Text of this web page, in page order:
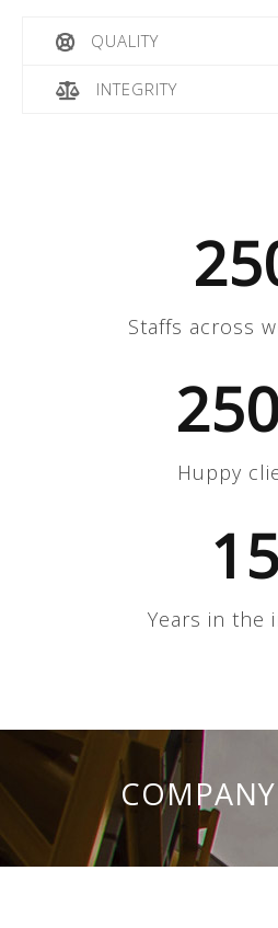
QUALITY
INTEGRITY
Staffs across
Huppy
15
Years in the